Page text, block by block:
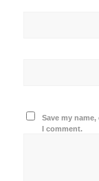
Save my
I comment.